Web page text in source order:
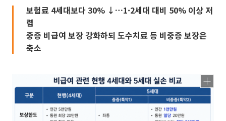
보험료 4세대보다 30% ↓…1·2세대 대비 50% 이상 저
렴
중증 비급여 보장 강화하되 도수치료 등 비중증 보장은
축소